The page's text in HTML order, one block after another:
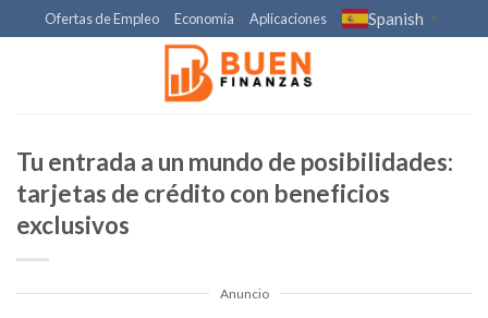
to
Ofertas de Empleo Economía Aplicaciones Spanish ▼
Tu entrada a un mundo de posibilidades:
tarjetas de crédito con beneficios
exclusivos
Anuncio